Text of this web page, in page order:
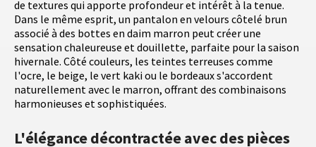
de textures qui apporte profondeur et intérêt à la tenue.
Dans le même esprit, un pantalon en velours côtelé brun
associé à des bottes en daim marron peut créer une
sensation chaleureuse et douillette, parfaite pour la saison
hivernale. Côté couleurs, les teintes terreuses comme
l'ocre, le beige, le vert kaki ou le bordeaux s'accordent
naturellement avec le marron, offrant des combinaisons
harmonieuses et sophistiquées.
L'élégance décontractée avec des pièces